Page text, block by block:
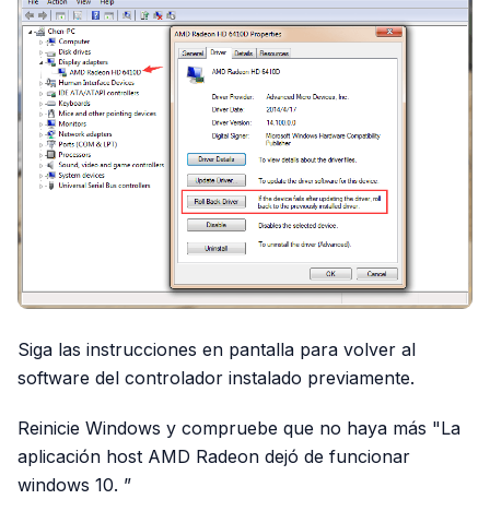
Siga las instrucciones en pantalla para volver al
software del controlador instalado previamente.
Reinicie Windows y compruebe que no haya más "La
aplicación host AMD Radeon dejó de funcionar
windows 10. ”